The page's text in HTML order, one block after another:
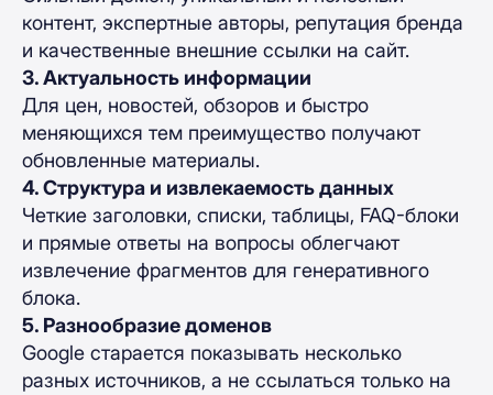
контент, экспертные авторы, репутация бренда
и качественные внешние ссылки на сайт.
3. Актуальность информации
Для цен, новостей, обзоров и быстро
меняющихся тем преимущество получают
обновленные материалы.
4. Структура и извлекаемость данных
Четкие заголовки, списки, таблицы, FAQ-блоки
и прямые ответы на вопросы облегчают
извлечение фрагментов для генеративного
блока.
5. Разнообразие доменов
Google старается показывать несколько
разных источников, а не ссылаться только на